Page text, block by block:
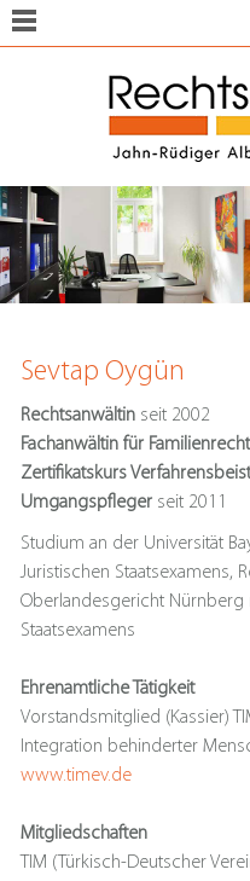
Sevtap Oygün
Rechtsanwältin seit 2002
Fachanwältin für Familienrecht
Zertifikatskurs
Umgangspfleger seit 2011
Studium an der Universität
Juristischen Staatsexamens,
Oberlandesgericht Nürnberg
Staatsexamens
Ehrenamtliche Tätigkeit
Vorstandsmitglied (Kassier)
Integration behinderter
www.timev.de
Mitgliedschaften
TIM (Türkisch-Deutscher